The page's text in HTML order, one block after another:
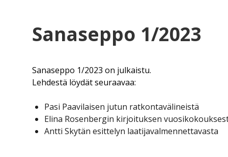
Sanaseppo 1/2023
Sanaseppo 1/2023 on julkaistu.
Lehdestä löydät seuraavaa:
Pasi Paavilaisen jutun ratkontavälineistä
Elina Rosenbergin kirjoituksen
Antti Skytän esittelyn laatijavalmennettavasta